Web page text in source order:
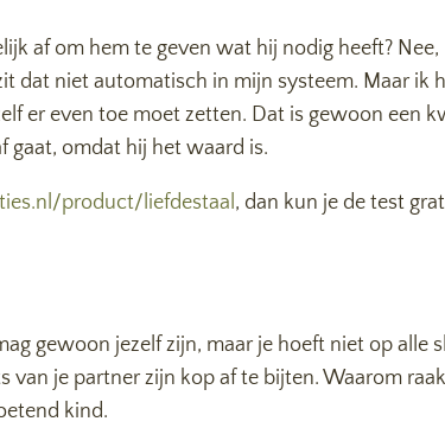
af om hem te geven wat hij nodig heeft? Nee,
dat niet automatisch in mijn systeem. Maar ik
er even toe moet zetten. Dat is gewoon een
gaat, omdat hij het waard is.
product/liefdestaal, dan kun je de test
gewoon jezelf zijn, maar je hoeft niet op alle
van je partner zijn kop af te bijten. Waarom
kind.